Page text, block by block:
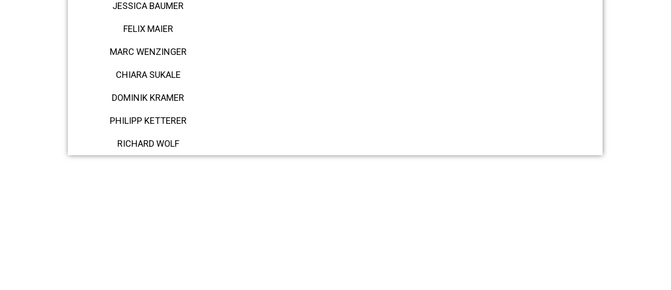
JESSICA BAUMER
FELIX MAIER
MARC WENZINGER
CHIARA SUKALE
DOMINIK KRAMER
PHILIPP KETTERER
RICHARD WOLF